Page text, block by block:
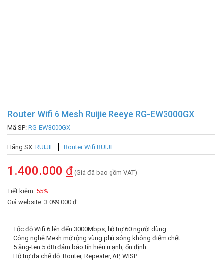
Router Wifi 6 Mesh Ruijie Reeye RG-EW3000GX
Mã SP: RG-EW3000GX
Hãng SX: RUIJIE Router Wifi RUIJIE
1.400.000 đ (Giá đã bao gồm VAT)
Tiết kiệm: 55%
Giá website: 3.099.000 đ
– Tốc độ Wifi 6 lên đến 3000Mbps, hỗ trợ 60 người dùng.
– Công nghệ Mesh mở rộng vùng phủ sóng không điểm chết.
– 5 ăng-ten 5 dBi đảm bảo tín hiệu mạnh, ổn định.
– Hỗ trợ đa chế độ: Router, Repeater, AP, WISP.